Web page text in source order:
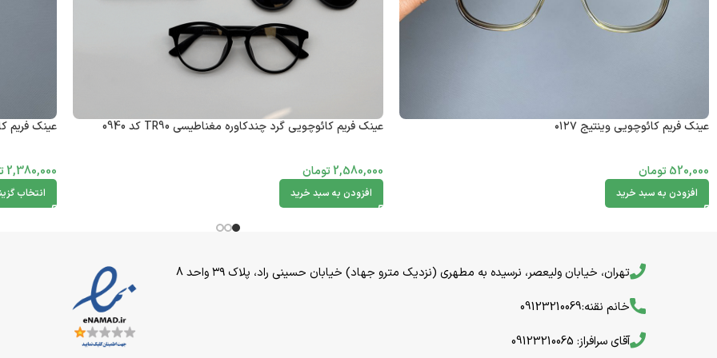
عینک فریم کائوچویی وینتیج ۰۱۲۷
520,000تومان
افزودن به سبد خرید
عینک فریم کائوچویی گرد چندکاوره مغناطیسی TR90 کد 0940
2,580,000 تومان
افزودن به سبد خرید
عینک فریم
2,380,000
انتخاب
تهران، خیابان ولیعصر، نرسیده به مطهری (نزدیک مترو جهاد) خیابان حسینی راد، پلاک ۳۹ واحد 8
خانم نقنه:09123210069
آقای سرافراز: 09123210065